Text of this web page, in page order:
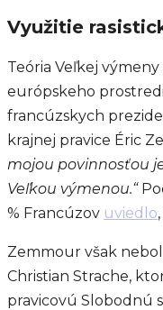
Využitie
Teória Veľkej výmeny
európskeho
francúzskych
krajnej pravice Éric
mojou povinnosťou
Veľkou výmenou.“
% Francúzov uviedlo
Zemmour však
Christian Strache,
pravicovú Slobodnú